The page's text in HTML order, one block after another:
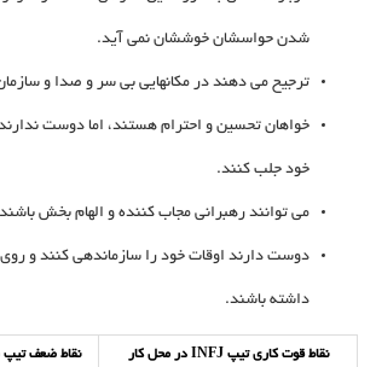
شدن حواسشان خوششان نمی آید.
ترجیح می دهند در مکانهایی بی سر و صدا و سازمان
خواهان تحسین و احترام هستند، اما دوست
خود جلب کنند.
می توانند رهبرانی مجاب کننده و الهام بخش
دوست دارند اوقات خود را سازماندهی کنند و
داشته باشند.
نقاط قوت کاری تیپ INFJ در محل کار